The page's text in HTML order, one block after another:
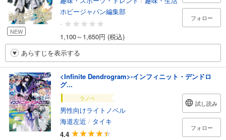
NEW
ホビージャパン編集部
-
1,100～1,650円 (税込)
フォロー
あらすじを表示する
<Infinite Dendrogram>-インフィニット・デンドロ
グ...
ラノベ
男性向けライトノベル
海道左近 / タイキ
4.4
試し読み
フォロー